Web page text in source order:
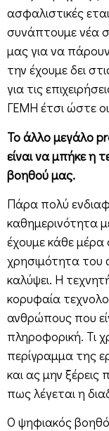
ασφαλιστικές
συνάπτουμε νέα
μας για να
την έχουμε δει
για τις
ΓΕΜΗ έτσι ώστε
Το άλλο μεγάλο
είναι να μπήκε η
βοηθού μας.
Πάρα πολύ
καθημερινότητα
έχουμε κάθε μέρα
χρησιμότητα του
καλύψει. Η
κορυφαία
ανθρώπους που
πληροφορική. Τι
περίγραμμα της
και ας μην ξέρεις
πως λέγεται η
Ο ψηφιακός